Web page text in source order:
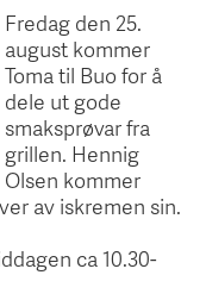
Fredag den 25.
august kommer
Toma til Buo for å
dele ut gode
smaksprøvar fra
grillen. Hennig
Olsen kommer
av iskremen sin.
ca 10.30-